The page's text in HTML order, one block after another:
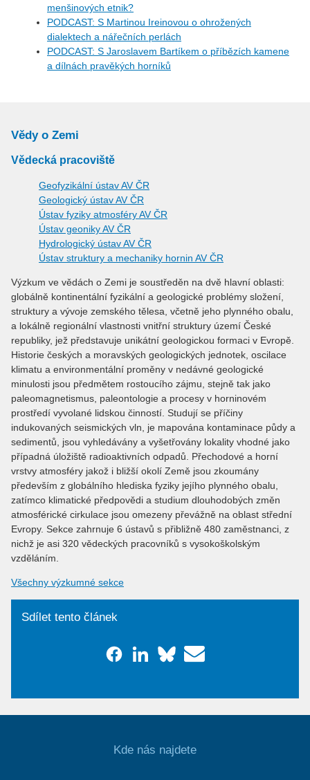
menšinových etnik?
PODCAST: S Martinou Ireinovou o ohrožených
dialektech a nářečních perlách
PODCAST: S Jaroslavem Bartíkem o příbězích kamene
a dílnách pravěkých horníků
Vědy o Zemi
Vědecká pracoviště
Geofyzikální ústav AV ČR
Geologický ústav AV ČR
Ústav fyziky atmosféry AV ČR
Ústav geoniky AV ČR
Hydrologický ústav AV ČR
Ústav struktury a mechaniky hornin AV ČR
Výzkum ve vědách o Zemi je soustředěn na dvě hlavní oblasti:
globálně kontinentální fyzikální a geologické problémy složení,
struktury a vývoje zemského tělesa, včetně jeho plynného obalu,
a lokálně regionální vlastnosti vnitřní struktury území České
republiky, jež představuje unikátní geologickou formaci v Evropě.
Historie českých a moravských geologických jednotek, oscilace
klimatu a environmentální proměny v nedávné geologické
minulosti jsou předmětem rostoucího zájmu, stejně tak jako
paleomagnetismus, paleontologie a procesy v horninovém
prostředí vyvolané lidskou činností. Studují se příčiny
indukovaných seismických vln, je mapována kontaminace půdy a
sedimentů, jsou vyhledávány a vyšetřovány lokality vhodné jako
případná úložiště radioaktivních odpadů. Přechodové a horní
vrstvy atmosféry jakož i bližší okolí Země jsou zkoumány
především z globálního hlediska fyziky jejího plynného obalu,
zatímco klimatické předpovědi a studium dlouhodobých změn
atmosférické cirkulace jsou omezeny převážně na oblast střední
Evropy. Sekce zahrnuje 6 ústavů s přibližně 480 zaměstnanci, z
nichž je asi 320 vědeckých pracovníků s vysokoškolským
vzděláním.
Všechny výzkumné sekce
Sdílet tento článek
Kde nás najdete